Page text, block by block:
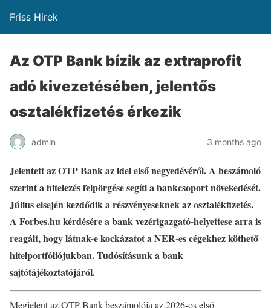
Friss Hirek
Az OTP Bank bízik az extraprofit
adó kivezetésében, jelentős
osztalékfizetés érkezik
admin 3 months ago
Jelentett az OTP Bank az idei első negyedévéről. A beszámoló
szerint a hitelezés felpörgése segíti a bankcsoport növekedését.
Július elsején kezdődik a részvényeseknek az osztalékfizetés.
A Forbes.hu kérdésére a bank vezérigazgató-helyettese arra is
reagált, hogy látnak-e kockázatot a NER-es cégekhez köthető
hitelportfóliójukban.Tudósításunk a bank
sajtótájékoztatójáról.
Megjelent az OTP Bank beszámolója az 2026-os első